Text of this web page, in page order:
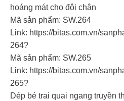
hoáng mát cho đôi chân
Mã sản phẩm: SW.264
Link: https://bitas.com.vn/
264?
Mã sản phẩm: SW.265
Link: https://bitas.com.vn/
265?
Dép bé trai quai ngang truyền